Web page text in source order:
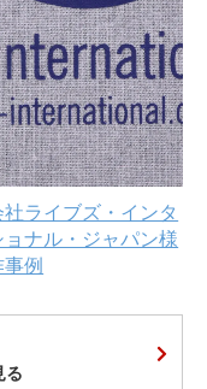
ライブズ・インタ
ョナル・ジャパン様
例
る